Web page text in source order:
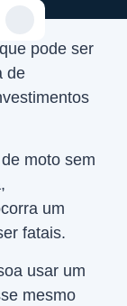
pode ser
de
moto sem
um
fatais.
usar um
mesmo